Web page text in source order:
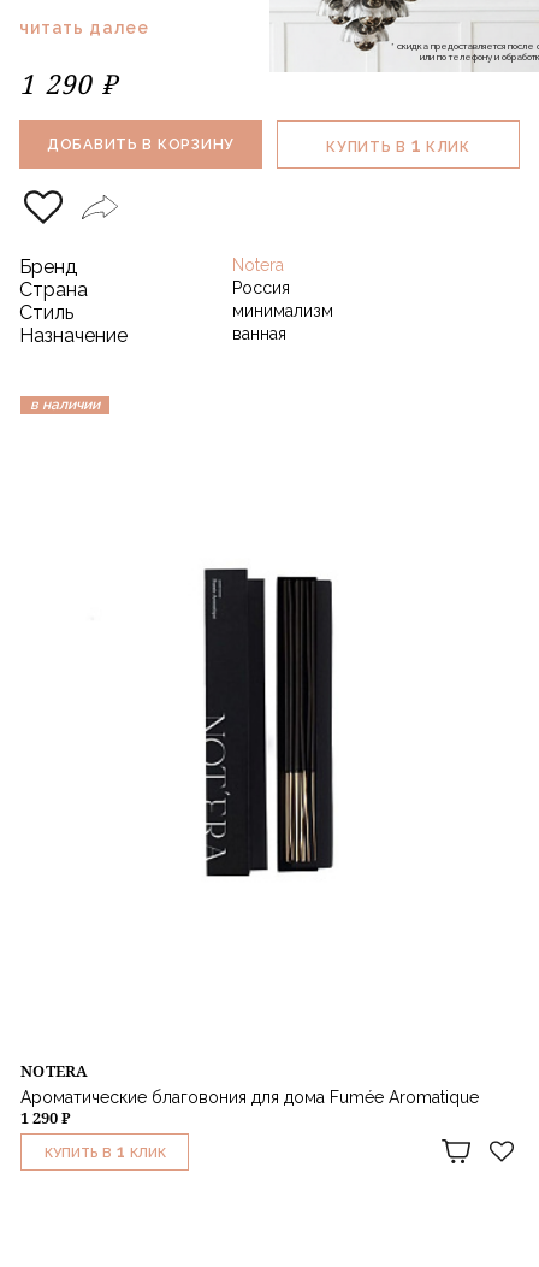
читать далее
1 290 ₽
ДОБАВИТЬ В КОРЗИНУ КУПИТЬ В 1 КЛИК
Бренд Notera
Страна Россия
Стиль минимализм
Назначение ванная
в наличии
NOTERA
Ароматические благовония для дома Fumée Aromatique
1 290 ₽
КУПИТЬ В 1 КЛИК
* скидка предоставляется
или по телефону и